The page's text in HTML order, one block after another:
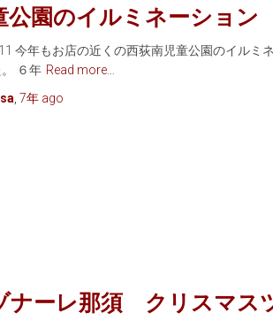
公園のイルミネーション
今年もお店の近くの西荻南児童公園のイルミ
６年 Read more…
7年ago
ナーレ那須 クリスマス